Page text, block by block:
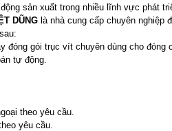
sản xuất trong nhiều lĩnh vực phát
DŨNG là nhà cung cấp chuyên nghiệp
gói trục vít chuyên dùng cho đóng
tự động.
theo yêu cầu.
yêu cầu.